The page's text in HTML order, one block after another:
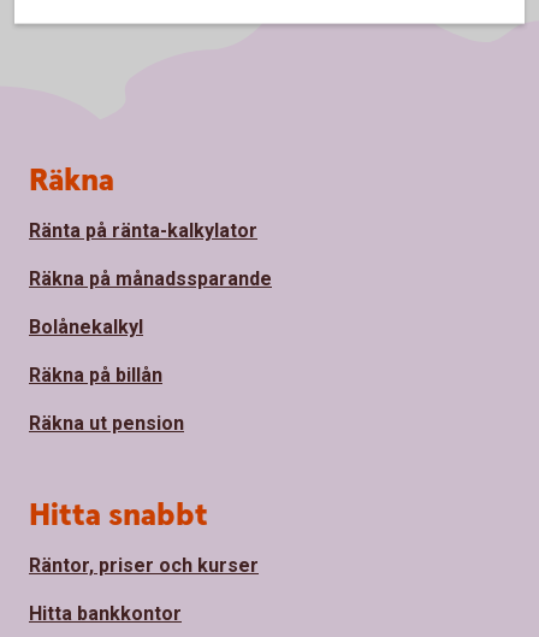
Sidfot
Räkna
Ränta på ränta-kalkylator
Räkna på månadssparande
Bolånekalkyl
Räkna på billån
Räkna ut pension
Hitta snabbt
Räntor, priser och kurser
Hitta bankkontor